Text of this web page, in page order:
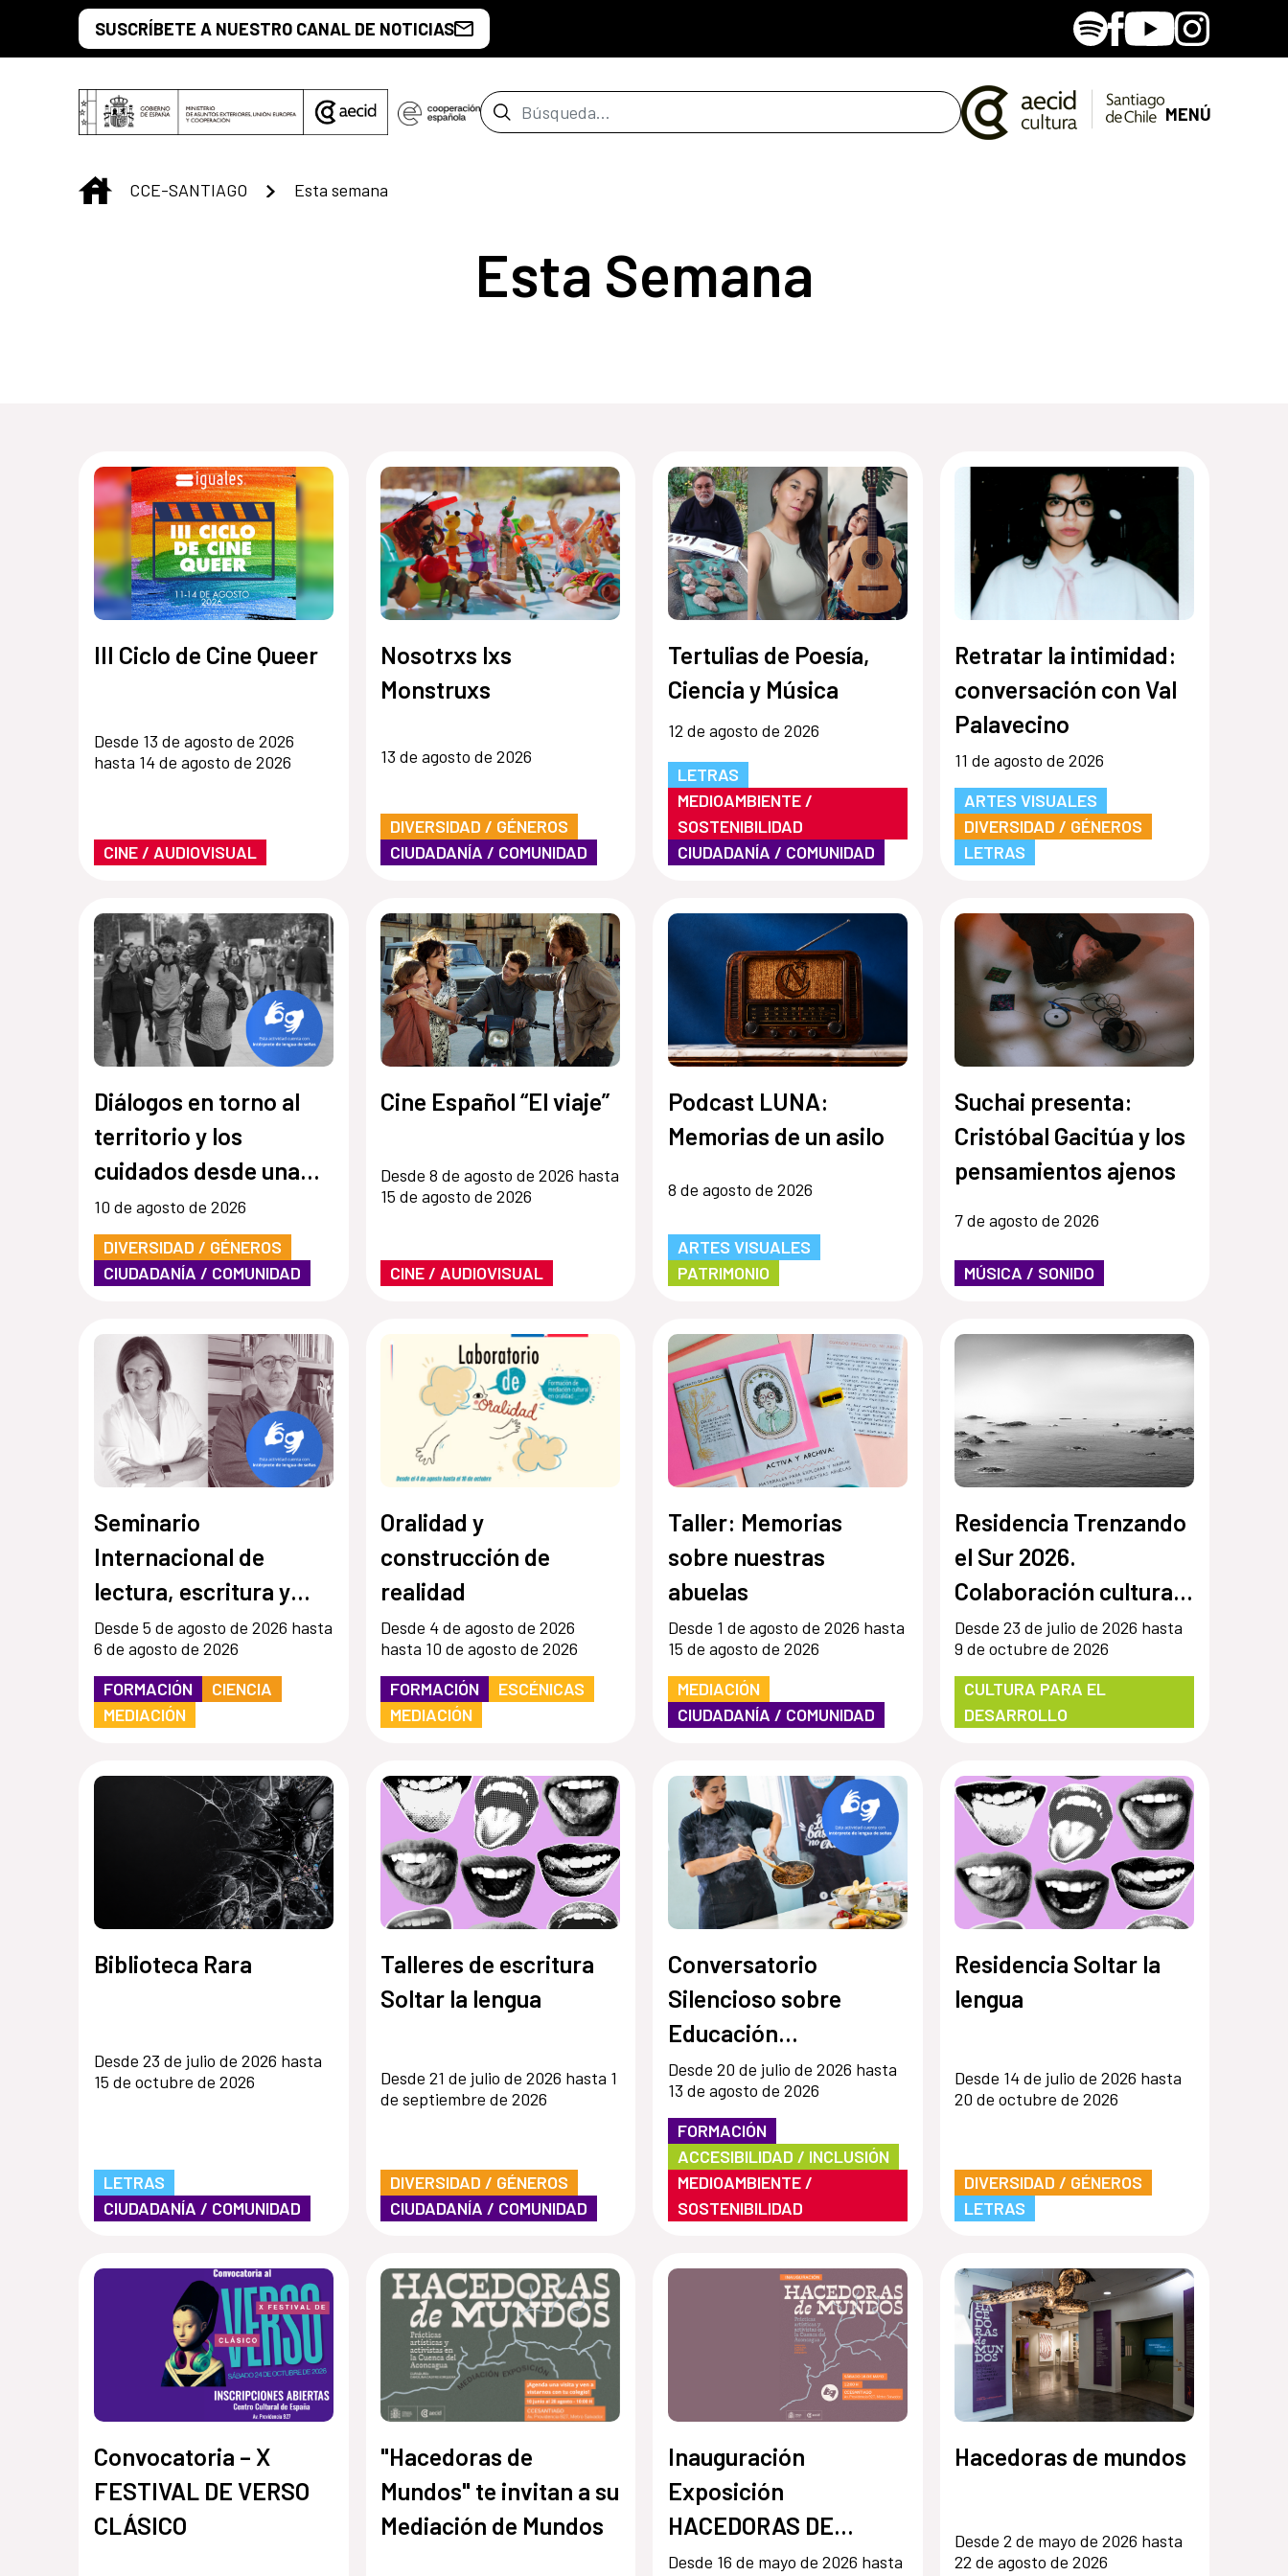
Saltar al contenido principal
SUSCRÍBETE A NUESTRO CANAL DE NOTICIAS SpotifyFacebook
YoutubeInstagram
Barra de búsqueda MENÚ
INICIO
CCE-SANTIAGO Esta semana
Esta Semana
III Ciclo de Cine Queer
Desde 13 de agosto de 2026
hasta 14 de agosto de 2026
CINE / AUDIOVISUAL
Nosotrxs lxs
Monstruxs
13 de agosto de 2026
DIVERSIDAD / GÉNEROS
CIUDADANÍA / COMUNIDAD
Tertulias de Poesía,
Ciencia y Música
12 de agosto de 2026
LETRAS
MEDIOAMBIENTE /
SOSTENIBILIDAD
CIUDADANÍA / COMUNIDAD
Retratar la intimidad:
conversación con Val
Palavecino
11 de agosto de 2026
ARTES VISUALES
DIVERSIDAD / GÉNEROS
LETRAS
Diálogos en torno al
territorio y los
cuidados desde una
mirada de género
10 de agosto de 2026
DIVERSIDAD / GÉNEROS
CIUDADANÍA / COMUNIDAD
Cine Español “El viaje”
Desde 8 de agosto de 2026 hasta
15 de agosto de 2026
CINE / AUDIOVISUAL
Podcast LUNA:
Memorias de un asilo
8 de agosto de 2026
ARTES VISUALES
PATRIMONIO
Suchai presenta:
Cristóbal Gacitúa y los
pensamientos ajenos
7 de agosto de 2026
MÚSICA / SONIDO
Seminario
Internacional de
lectura, escritura y
oralidad
Desde 5 de agosto de 2026 hasta
6 de agosto de 2026
FORMACIÓN
CIENCIA
MEDIACIÓN
Oralidad y
construcción de
realidad
Desde 4 de agosto de 2026
hasta 10 de agosto de 2026
FORMACIÓN
ESCÉNICAS
MEDIACIÓN
Taller: Memorias
sobre nuestras
abuelas
Desde 1 de agosto de 2026 hasta
15 de agosto de 2026
MEDIACIÓN
CIUDADANÍA / COMUNIDAD
Residencia Trenzando
el Sur 2026.
Colaboración cultural
entre Chile y España
Desde 23 de julio de 2026 hasta
9 de octubre de 2026
CULTURA PARA EL
DESARROLLO
Biblioteca Rara
Desde 23 de julio de 2026 hasta
15 de octubre de 2026
LETRAS
CIUDADANÍA / COMUNIDAD
Talleres de escritura
Soltar la lengua
Desde 21 de julio de 2026 hasta 1
de septiembre de 2026
DIVERSIDAD / GÉNEROS
CIUDADANÍA / COMUNIDAD
Conversatorio
Silencioso sobre
Educación
Socioambiental
Desde 20 de julio de 2026 hasta
13 de agosto de 2026
FORMACIÓN
ACCESIBILIDAD / INCLUSIÓN
MEDIOAMBIENTE /
SOSTENIBILIDAD
Residencia Soltar la
lengua
Desde 14 de julio de 2026 hasta
20 de octubre de 2026
DIVERSIDAD / GÉNEROS
LETRAS
Convocatoria – X
FESTIVAL DE VERSO
CLÁSICO
"Hacedoras de
Mundos" te invitan a su
Mediación de Mundos
Inauguración
Exposición
HACEDORAS DE
MUNDOS. Prácticas
Desde 16 de mayo de 2026 hasta
Hacedoras de mundos
Desde 2 de mayo de 2026 hasta
22 de agosto de 2026